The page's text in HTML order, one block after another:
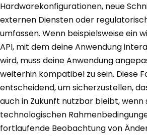
Hardwarekonfigurationen, neue
externen Diensten oder
umfassen. Wenn beispielsweise ein
API, mit dem deine Anwendung
wird, muss deine Anwendung
weiterhin kompatibel zu sein. Diese
entscheidend, um sicherzustellen,
auch in Zukunft nutzbar bleibt, wenn
technologischen
fortlaufende Beobachtung von